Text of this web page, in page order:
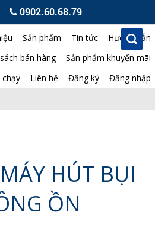
0902.60.68.79
Sản phẩm Tin tức
Hướng dẫn
bán hàng
Sản phẩm khuyến mãi
chạy
Liên hệ Đăng ký Đăng nhập
HÚT BỤI
ỒN